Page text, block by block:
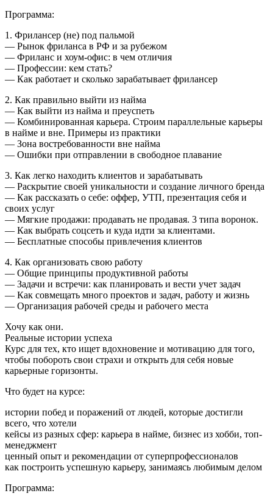
Программа:
1. Фрилансер (не) под пальмой
— Рынок фриланса в РФ и за рубежом
— Фриланс и хоум-офис: в чем отличия
— Профессии: кем стать?
— Как работает и сколько зарабатывает фрилансер
2. Как правильно выйти из найма
— Как выйти из найма и преуспеть
— Комбинированная карьера. Строим параллельные карьеры
в найме и вне. Примеры из практики
— Зона востребованности вне найма
— Ошибки при отправлении в свободное плавание
3. Как легко находить клиентов и зарабатывать
— Раскрытие своей уникальности и создание личного бренда
— Как рассказать о себе: оффер, УТП, презентация себя и
своих услуг
— Мягкие продажи: продавать не продавая. 3 типа воронок.
— Как выбрать соцсеть и куда идти за клиентами.
— Бесплатные способы привлечения клиентов
4. Как организовать свою работу
— Общие принципы продуктивной работы
— Задачи и встречи: как планировать и вести учет задач
— Как совмещать много проектов и задач, работу и жизнь
— Организация рабочей среды и рабочего места
Хочу как они.
Реальные истории успеха
Курс для тех, кто ищет вдохновение и мотивацию для того,
чтобы побороть свои страхи и открыть для себя новые
карьерные горизонты.
Что будет на курсе:
истории побед и поражений от людей, которые достигли
всего, что хотели
кейсы из разных сфер: карьера в найме, бизнес из хобби, топ-
менеджмент
ценный опыт и рекомендации от суперпрофессионалов
как построить успешную карьеру, занимаясь любимым делом
Программа: